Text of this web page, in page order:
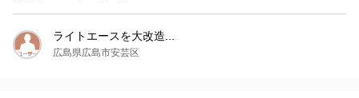
ライトエースを大改造...
広島県広島市安芸区